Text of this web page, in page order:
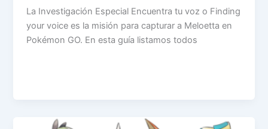
La Investigación Especial Encuentra tu voz o Finding
your voice es la misión para capturar a Meloetta en
Pokémon GO. En esta guía listamos todos